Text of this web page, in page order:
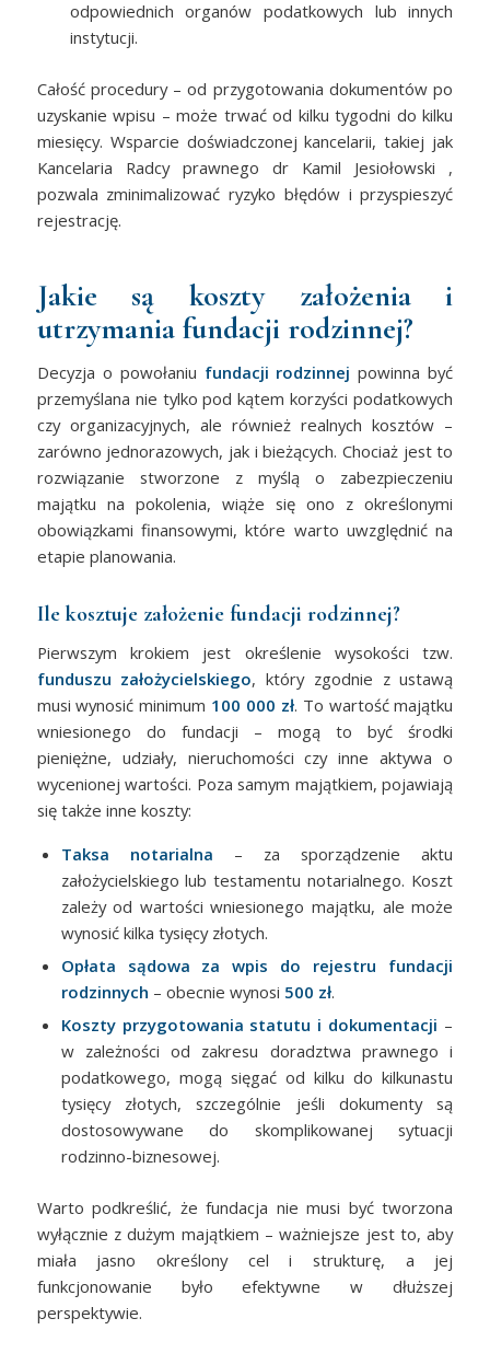
odpowiednich organów podatkowych lub innych
instytucji.
Całość procedury – od przygotowania dokumentów po
uzyskanie wpisu – może trwać od kilku tygodni do kilku
miesięcy. Wsparcie doświadczonej kancelarii, takiej jak
Kancelaria Radcy prawnego dr Kamil Jesiołowski ,
pozwala zminimalizować ryzyko błędów i przyspieszyć
rejestrację.
Jakie są koszty założenia i
utrzymania fundacji rodzinnej?
Decyzja o powołaniu fundacji rodzinnej powinna być
przemyślana nie tylko pod kątem korzyści podatkowych
czy organizacyjnych, ale również realnych kosztów –
zarówno jednorazowych, jak i bieżących. Chociaż jest to
rozwiązanie stworzone z myślą o zabezpieczeniu
majątku na pokolenia, wiąże się ono z określonymi
obowiązkami finansowymi, które warto uwzględnić na
etapie planowania.
Ile kosztuje założenie fundacji rodzinnej?
Pierwszym krokiem jest określenie wysokości tzw.
funduszu założycielskiego, który zgodnie z ustawą
musi wynosić minimum 100 000 zł. To wartość majątku
wniesionego do fundacji – mogą to być środki
pieniężne, udziały, nieruchomości czy inne aktywa o
wycenionej wartości. Poza samym majątkiem, pojawiają
się także inne koszty:
Taksa notarialna – za sporządzenie aktu
założycielskiego lub testamentu notarialnego. Koszt
zależy od wartości wniesionego majątku, ale może
wynosić kilka tysięcy złotych.
Opłata sądowa za wpis do rejestru fundacji
rodzinnych – obecnie wynosi 500 zł.
Koszty przygotowania statutu i dokumentacji –
w zależności od zakresu doradztwa prawnego i
podatkowego, mogą sięgać od kilku do kilkunastu
tysięcy złotych, szczególnie jeśli dokumenty są
dostosowywane do skomplikowanej sytuacji
rodzinno-biznesowej.
Warto podkreślić, że fundacja nie musi być tworzona
wyłącznie z dużym majątkiem – ważniejsze jest to, aby
miała jasno określony cel i strukturę, a jej
funkcjonowanie było efektywne w dłuższej
perspektywie.